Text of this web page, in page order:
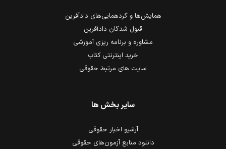
همایش‌ها و گردهمایی‌های دادآفرین
قبول شدگان دادآفرین
مشاوره و برنامه ریزی آموزشی
خرید اینترنتی کتاب
سایت های مرتبط حقوقی
سایر بخش ها
آرشیو اخبار حقوقی
دانلود منابع آزمون‌های حقوقی